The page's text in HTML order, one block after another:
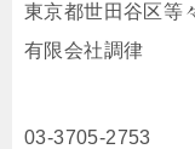
東京都世田谷区等
有限会社調律
03-3705-2753